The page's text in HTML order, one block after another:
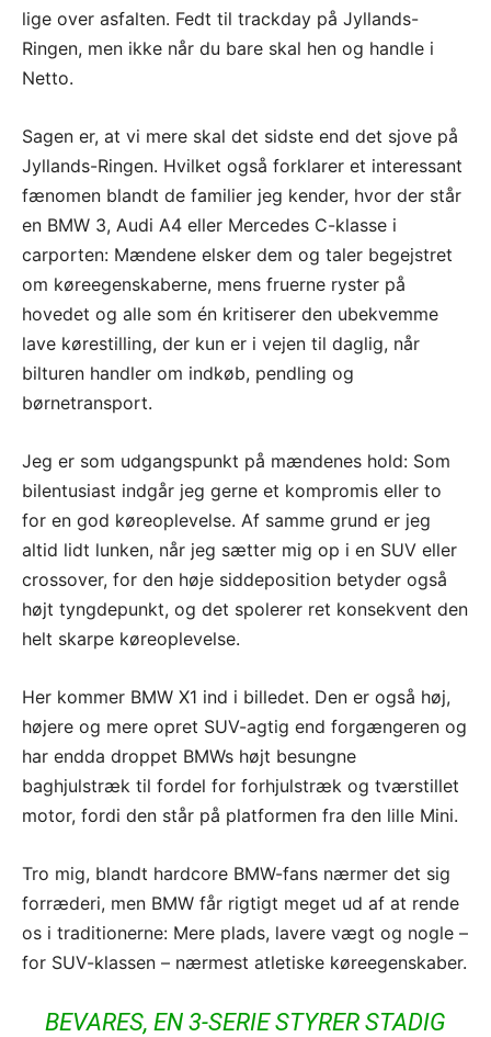
lige over asfalten. Fedt til trackday på Jyllands-
Ringen, men ikke når du bare skal hen og handle i
Netto.
Sagen er, at vi mere skal det sidste end det sjove på
Jyllands-Ringen. Hvilket også forklarer et interessant
fænomen blandt de familier jeg kender, hvor der står
en BMW 3, Audi A4 eller Mercedes C-klasse i
carporten: Mændene elsker dem og taler begejstret
om køreegenskaberne, mens fruerne ryster på
hovedet og alle som én kritiserer den ubekvemme
lave kørestilling, der kun er i vejen til daglig, når
bilturen handler om indkøb, pendling og
børnetransport.
Jeg er som udgangspunkt på mændenes hold: Som
bilentusiast indgår jeg gerne et kompromis eller to
for en god køreoplevelse. Af samme grund er jeg
altid lidt lunken, når jeg sætter mig op i en SUV eller
crossover, for den høje siddeposition betyder også
højt tyngdepunkt, og det spolerer ret konsekvent den
helt skarpe køreoplevelse.
Her kommer BMW X1 ind i billedet. Den er også høj,
højere og mere opret SUV-agtig end forgængeren og
har endda droppet BMWs højt besungne
baghjulstræk til fordel for forhjulstræk og tværstillet
motor, fordi den står på platformen fra den lille Mini.
Tro mig, blandt hardcore BMW-fans nærmer det sig
forræderi, men BMW får rigtigt meget ud af at rende
os i traditionerne: Mere plads, lavere vægt og nogle –
for SUV-klassen – nærmest atletiske køreegenskaber.
BEVARES, EN 3-SERIE STYRER STADIG